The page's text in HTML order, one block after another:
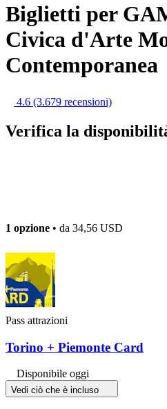
Biglietti per
Civica d'Arte
Contemporanea
4.6 (3.679 recensioni)
Verifica la
1 opzione • da 34,56 USD
Pass attrazioni
Torino + Piemonte Card
Disponibile oggi
Vedi ciò che è incluso